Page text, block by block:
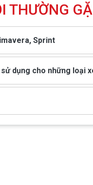
THƯỜNG
Sprint
dụng cho những loại